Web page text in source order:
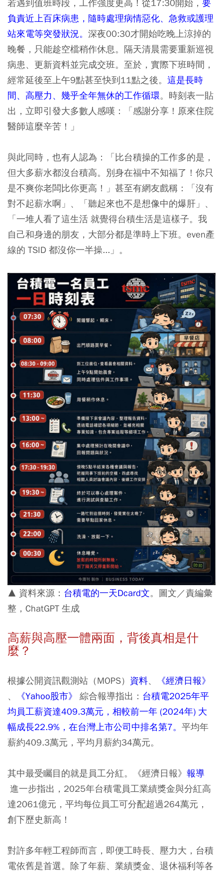
若遇到值班時段，工作強度更高！從17:30開始， 要
負責近上百床病患，隨時處理病情惡化、急救或護理
站來電等突發狀況。 深夜00:30才開始吃晚上涼掉的
晚餐，只能趁空檔稍作休息。隔天清晨需要重新巡視
病患、更新資料並完成交班。至於，實際下班時間，
經常延後至上午9點甚至快到11點之後。 這是長時
間、高壓力、幾乎全年無休的工作循環。時刻表一貼
出，立即引發大多數人感嘆：「感謝分享！原來住院
醫師這麼辛苦！」
與此同時，也有人認為：「比台積操的工作多的是，
但大多薪水都沒台積高。別身在福中不知福了！你只
是不爽你老闆比你更高！」甚至有網友戲稱：「沒有
對不起薪水啊」、「聽起來也不是想像中的爆肝」、
「一堆人看了這生活 就覺得台積生活是這樣子。我
自己和身邊的朋友，大部分都是準時上下班。even產
線的 TSID 都沒你一半操...」。
▲ 資料來源： 台積電的一天Dcard文。圖文／責編彙
整，ChatGPT 生成
高薪與高壓一體兩面，背後真相是什
麼？
根據公開資訊觀測站（MOPS） 資料、
《經濟日報》
、
《Yahoo股市》 綜合報導指出： 台積電2025年平
均員工薪資達409.3萬元，相較前一年 (2024年) 大
幅成長22.9%，在台灣上市公司中排名第7。 平均年
薪約409.3萬元，平均月薪約34萬元。
其中最受矚目的就是員工分紅。《經濟日報》 報導
進一步指出，2025年台積電員工業績獎金與分紅高
達2061億元，平均每位員工可分配超過264萬元，
創下歷史新高！
對許多年輕工程師而言，即便工時長、壓力大，台積
電依舊是首選。除了年薪、業績獎金、退休福利等各